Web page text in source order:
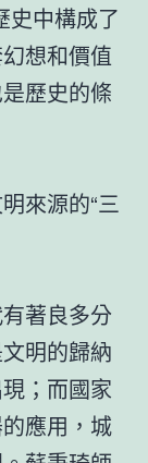
史中構成了
想和價值
歷史的條
來源的“三
著良多分
明的歸納
；而國家
應用，城